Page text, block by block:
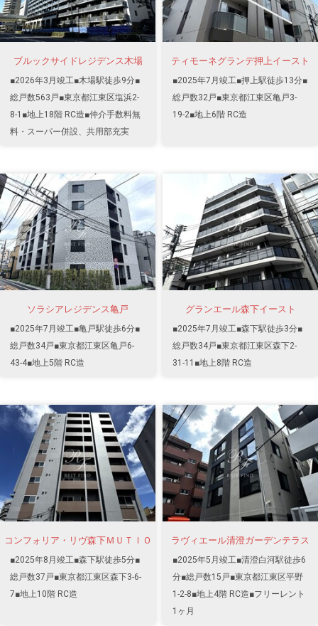
ブルックサイドレジデンス木場
■2026年3月竣工■木場駅徒歩9分■
総戸数563戸■東京都江東区塩浜2-
8-1■地上18階 RC造■仲介手数料無
料・スーパー併設、共用部充実
ティモーネグランデ押上イースト
■2025年7月竣工■押上駅徒歩13分■
総戸数32戸■東京都江東区亀戸3-
19-2■地上6階 RC造
ソラシアレジデンス亀戸
■2025年7月竣工■亀戸駅徒歩6分■
総戸数34戸■東京都江東区亀戸6-
43-4■地上5階 RC造
グランエール森下イースト
■2025年7月竣工■森下駅徒歩3分■
総戸数34戸■東京都江東区森下2-
31-11■地上8階 RC造
コンフォリア・リヴ森下ＭＵＴＩＯ
■2025年8月竣工■森下駅徒歩5分■
総戸数37戸■東京都江東区森下3-6-
7■地上10階 RC造
ラヴィエール清澄ガーデンテラス
■2025年5月竣工■清澄白河駅徒歩6
分■総戸数15戸■東京都江東区平野
1-2-8■地上4階 RC造■フリーレント
1ヶ月